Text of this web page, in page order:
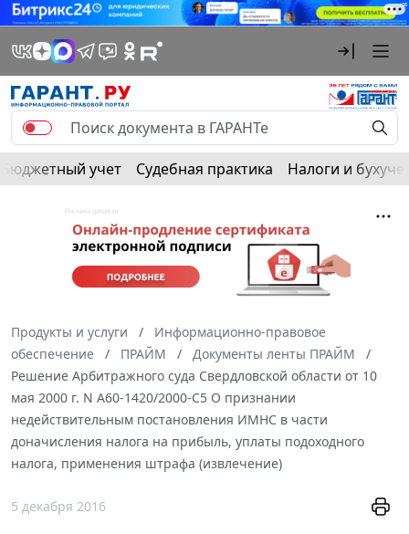
Бюджетный учет Судебная практика Налоги и
Продукты и услуги
Информационно-правовое
обеспечение
ПРАЙМ
Документы ленты ПРАЙМ
Решение Арбитражного суда Свердловской области от 10
мая 2000 г. N А60-1420/2000-С5 О признании
недействительным постановления ИМНС в части
доначисления налога на прибыль, уплаты подоходного
налога, применения штрафа (извлечение)
5 декабря 2016